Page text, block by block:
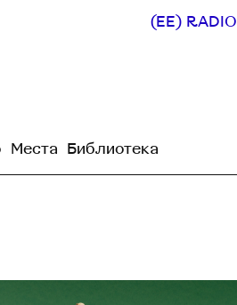
(EE) RADIO
Места Библиотека